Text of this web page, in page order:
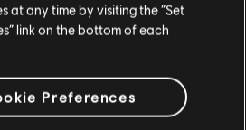
allo store locale
at any time by visiting the “Set
link on the bottom of each
Preferences